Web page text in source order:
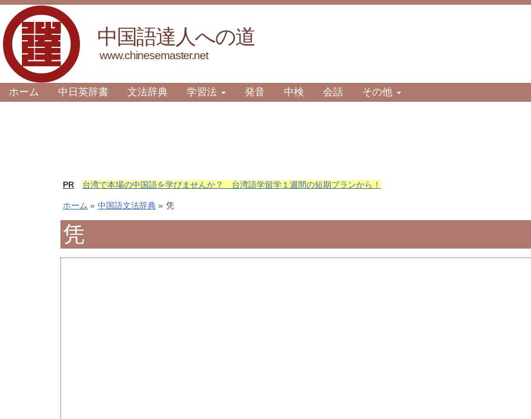
中国語達人への道
www.chinesemaster.net
ホーム 中日英辞書 文法辞典 学習法 発音 中検 会話 その他
PR 台湾で本場の中国語を学びませんか？ 台湾語学留学１週間の短期プランから！
ホーム » 中国語文法辞典 » 凭
凭